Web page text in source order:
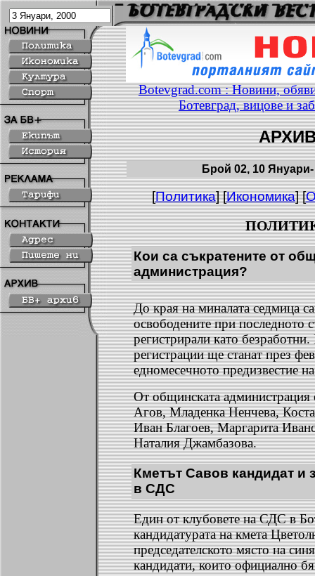
Botevgrad.com : Новини,
Ботевград, вицове и
Брой 02, 10
[Политика] [Икономика] [
Кои са съкратените от
администрация?
До края на миналата седмица
освободените при последното
регистрирали като
регистрации ще станат през
едномесечното предизвестие
От общинската администрация
Агов, Младенка Ненчева,
Иван Благоев, Маргарита
Наталия Джамбазова.
Кметът Савов кандидат и
в СДС
Един от клубовете на СДС в
кандидатурата на кмета
председателското място на
кандидати, които официално